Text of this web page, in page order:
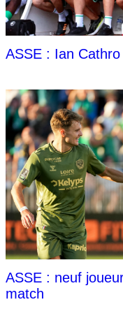
ASSE : Ian
ASSE : neuf
match